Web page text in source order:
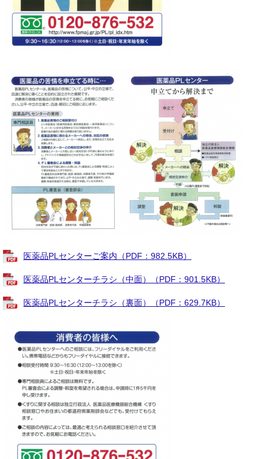
医薬品PLセンターご案内（PDF：982.5KB）
医薬品PLセンターチラシ（中面）（PDF：901.5KB）
医薬品PLセンターチラシ（裏面）（PDF：629.7KB）